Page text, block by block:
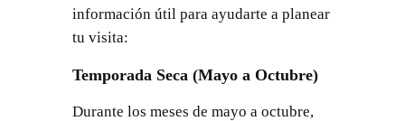
información útil para ayudarte a planear
tu visita:
Temporada Seca (Mayo a Octubre)
Durante los meses de mayo a octubre,